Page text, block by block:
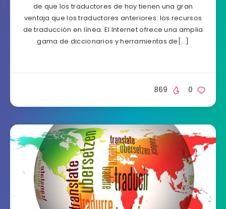
de que los traductores de hoy tienen una gran
ventaja que los traductores anteriores: los recursos
de traducción en línea. El Internet ofrece una amplia
gama de diccionarios y herramientas de[…]
0
869